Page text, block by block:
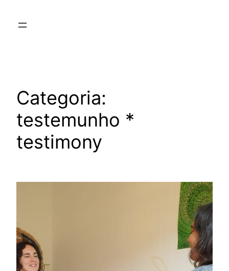
para
Categoria:
testemunho *
testimony